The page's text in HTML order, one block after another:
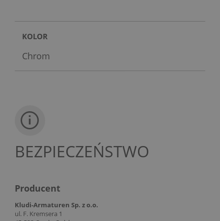
KOLOR
Chrom
BEZPIECZEŃSTWO
Producent
Kludi-Armaturen Sp. z o.o.
ul. F. Kremsera 1